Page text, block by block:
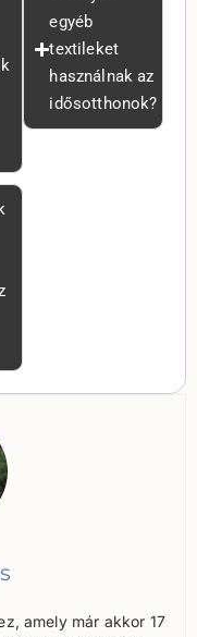
egyéb
textileket
használnak az
idősotthonok?
amely már akkor 17